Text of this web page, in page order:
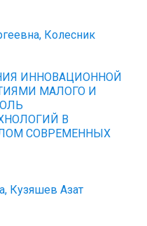
Колесник
ИННОВАЦИОННОЙ
МАЛОГО И
В
СОВРЕМЕННЫХ
Кузяшев Азат